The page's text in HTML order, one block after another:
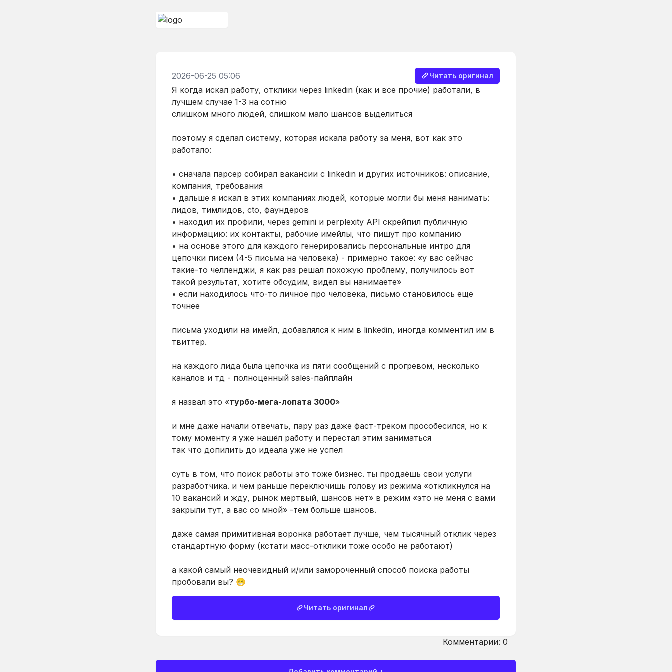
2026-06-25 05:06 Читать оригинал
Я когда искал работу, отклики через linkedin (как и все прочие) работали, в
лучшем случае 1-3 на сотню
слишком много людей, слишком мало шансов выделиться
поэтому я сделал систему, которая искала работу за меня, вот как это
работало:
• сначала парсер собирал вакансии с linkedin и других источников: описание,
компания, требования
• дальше я искал в этих компаниях людей, которые могли бы меня нанимать:
лидов, тимлидов, cto, фаундеров
• находил их профили, через gemini и perplexity API скрейпил публичную
информацию: их контакты, рабочие имейлы, что пишут про компанию
• на основе этого для каждого генерировались персональные интро для
цепочки писем (4-5 письма на человека) - примерно такое: «у вас сейчас
такие-то челленджи, я как раз решал похожую проблему, получилось вот
такой результат, хотите обсудим, видел вы нанимаете»
• если находилось что-то личное про человека, письмо становилось еще
точнее
письма уходили на имейл, добавлялся к ним в linkedin, иногда комментил им в
твиттер.
на каждого лида была цепочка из пяти сообщений с прогревом, несколько
каналов и тд - полноценный sales-пайплайн
я назвал это «турбо-мега-лопата 3000»
и мне даже начали отвечать, пару раз даже фаст-треком прособесился, но к
тому моменту я уже нашёл работу и перестал этим заниматься
так что допилить до идеала уже не успел
суть в том, что поиск работы это тоже бизнес. ты продаёшь свои услуги
разработчика. и чем раньше переключишь голову из режима «откликнулся на
10 вакансий и жду, рынок мертвый, шансов нет» в режим «это не меня с вами
закрыли тут, а вас со мной» -тем больше шансов.
даже самая примитивная воронка работает лучше, чем тысячный отклик через
стандартную форму (кстати масс-отклики тоже особо не работают)
а какой самый неочевидный и/или замороченный способ поиска работы
пробовали вы? 😁
Читать оригинал
Комментарии: 0